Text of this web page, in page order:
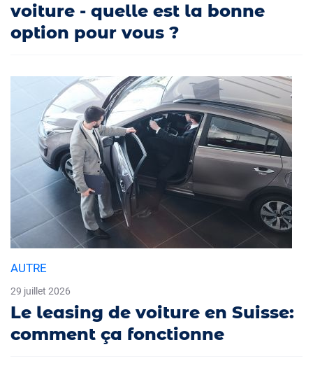
voiture - quelle est la bonne
option pour vous ?
AUTRE
29 juillet 2026
Le leasing de voiture en Suisse:
comment ça fonctionne